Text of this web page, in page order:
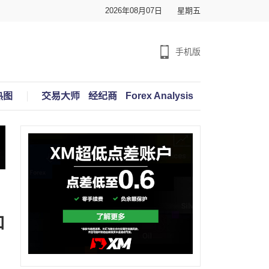
2026年08月07日 星期五
手机版
图 交易大师 经纪商 Forex Analysis